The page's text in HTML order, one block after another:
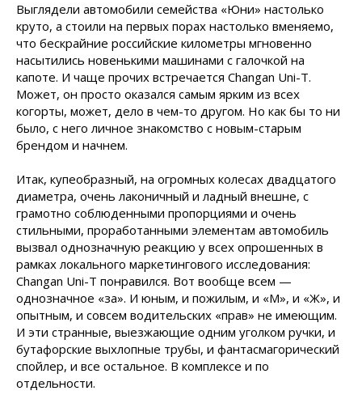
Выглядели автомобили семейства «Юни» настолько
круто, а стоили на первых порах настолько вменяемо,
что бескрайние российские километры мгновенно
насытились новенькими машинами с галочкой на
капоте. И чаще прочих встречается Changan Uni-T.
Может, он просто оказался самым ярким из всех
когорты, может, дело в чем-то другом. Но как бы то ни
было, с него личное знакомство с новым-старым
брендом и начнем.
Итак, купеобразный, на огромных колесах двадцатого
диаметра, очень лаконичный и ладный внешне, с
грамотно соблюденными пропорциями и очень
стильными, проработанными элементам автомобиль
вызвал однозначную реакцию у всех опрошенных в
рамках локального маркетингового исследования:
Changan Uni-T понравился. Вот вообще всем —
однозначное «за». И юным, и пожилым, и «М», и «Ж», и
опытным, и совсем водительских «прав» не имеющим.
И эти странные, выезжающие одним уголком ручки, и
бутафорские выхлопные трубы, и фантасмагорический
спойлер, и все остальное. В комплексе и по
отдельности.